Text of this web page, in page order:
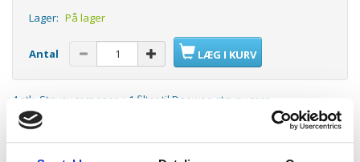
Lager: På lager
Antal LÆG I KURV
4 stk. Støvsugerposer + 1 filter til Daewoo støvsugere.
Passer til:
Daewoo RC105D
Daewoo RC106